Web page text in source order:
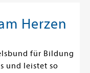
Herzen
für Bildung
und leistet so